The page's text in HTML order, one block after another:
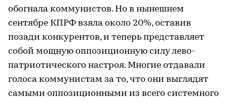
обогнала коммунистов. Но в нынешнем
сентябре КПРФ взяла около 20%, оставив
позади конкурентов, и теперь представляет
собой мощную оппозиционную силу лево-
патриотического настроя. Многие отдавали
голоса коммунистам за то, что они выглядят
самыми оппозиционными из всего системного